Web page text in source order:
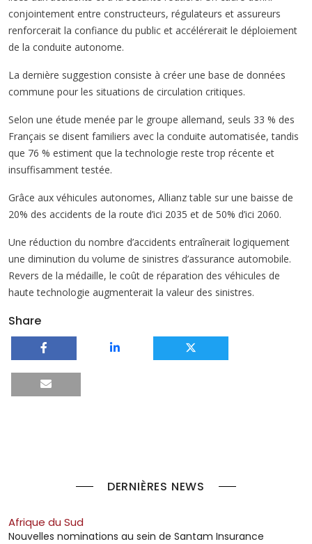
conjointement entre constructeurs, régulateurs et assureurs
renforcerait la confiance du public et accélérerait le déploiement
de la conduite autonome.
La dernière suggestion consiste à créer une base de données
commune pour les situations de circulation critiques.
Selon une étude menée par le groupe allemand, seuls 33 % des
Français se disent familiers avec la conduite automatisée, tandis
que 76 % estiment que la technologie reste trop récente et
insuffisamment testée.
Grâce aux véhicules autonomes, Allianz table sur une baisse de
20% des accidents de la route d’ici 2035 et de 50% d’ici 2060.
Une réduction du nombre d’accidents entraînerait logiquement
une diminution du volume de sinistres d’assurance automobile.
Revers de la médaille, le coût de réparation des véhicules de
haute technologie augmenterait la valeur des sinistres.
Share
DERNIÈRES NEWS
Afrique du Sud
Nouvelles nominations au sein de Santam Insurance